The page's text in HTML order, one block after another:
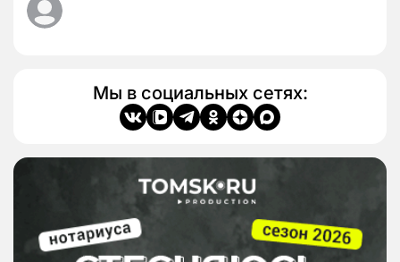
Мы в социальных сетях: